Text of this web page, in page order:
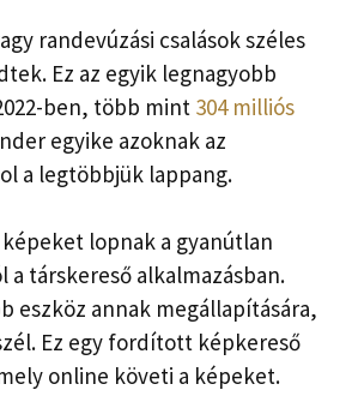
randevúzási csalások széles
Ez az egyik legnagyobb
ben, több mint 304 milliós
egyike azoknak az
a legtöbbjük lappang.
lopnak a gyanútlan
a társkereső alkalmazásban.
eszköz annak megállapítására,
Ez egy fordított képkereső
online követi a képeket.